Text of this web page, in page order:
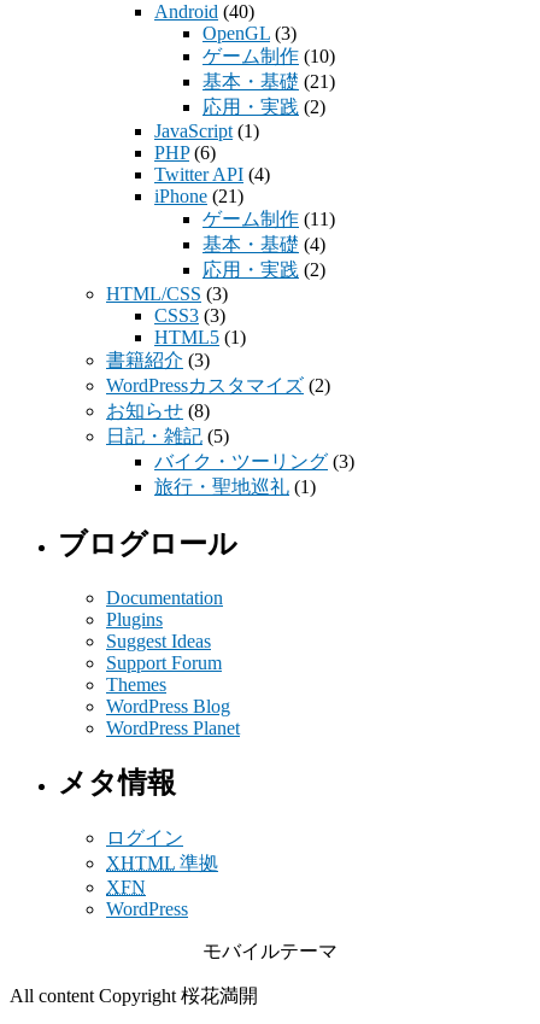
Android (40)
OpenGL (3)
ゲーム制作 (10)
基本・基礎 (21)
応用・実践 (2)
JavaScript(1)
PHP(6)
Twitter API (4)
iPhone (21)
ゲーム制作 (11)
基本・基礎 (4)
応用・実践 (2)
HTML/CSS (3)
CSS3 (3)
HTML5 (1)
書籍紹介 (3)
WordPressカスタマイズ (2)
お知らせ (8)
日記・雑記 (5)
バイク・ツーリング (3)
旅行・聖地巡礼 (1)
ブログロール
Documentation
Plugins
Suggest Ideas
Support Forum
Themes
WordPress Blog
WordPress Planet
メタ情報
ログイン
XHTML 準拠
XFN
WordPress
モバイルテーマ
All content Copyright 桜花満開